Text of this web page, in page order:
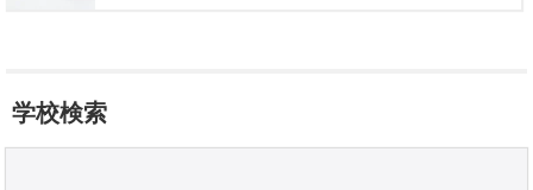
学校検索